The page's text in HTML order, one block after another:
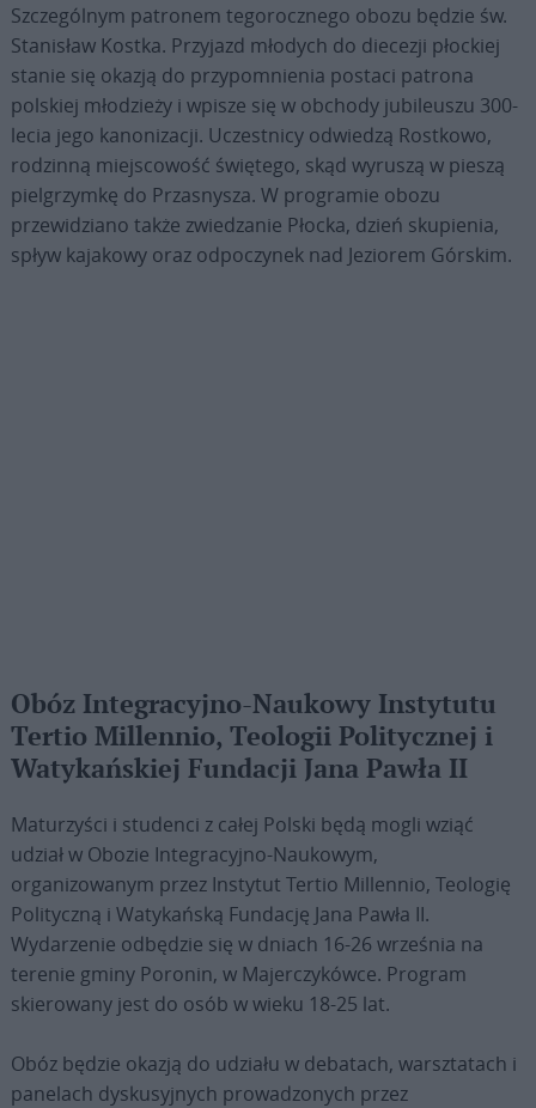
Szczególnym patronem tegorocznego obozu będzie św.
Stanisław Kostka. Przyjazd młodych do diecezji płockiej
stanie się okazją do przypomnienia postaci patrona
polskiej młodzieży i wpisze się w obchody jubileuszu 300-
lecia jego kanonizacji. Uczestnicy odwiedzą Rostkowo,
rodzinną miejscowość świętego, skąd wyruszą w pieszą
pielgrzymkę do Przasnysza. W programie obozu
przewidziano także zwiedzanie Płocka, dzień skupienia,
spływ kajakowy oraz odpoczynek nad Jeziorem Górskim.
Obóz Integracyjno-Naukowy Instytutu
Tertio Millennio, Teologii Politycznej i
Watykańskiej Fundacji Jana Pawła II
Maturzyści i studenci z całej Polski będą mogli wziąć
udział w Obozie Integracyjno-Naukowym,
organizowanym przez Instytut Tertio Millennio, Teologię
Polityczną i Watykańską Fundację Jana Pawła II.
Wydarzenie odbędzie się w dniach 16-26 września na
terenie gminy Poronin, w Majerczykówce. Program
skierowany jest do osób w wieku 18-25 lat.
Obóz będzie okazją do udziału w debatach, warsztatach i
panelach dyskusyjnych prowadzonych przez